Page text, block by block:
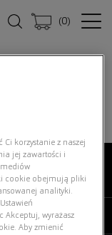
(0)
korzystanie z naszej
jej zawartości i
cookie obejmują pliki
analityki.
Akceptuj, wyrażasz
Aby zmienić